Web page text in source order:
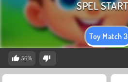
Toy Match 3
56%